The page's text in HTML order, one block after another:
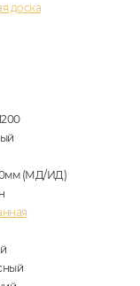
доска
(МД/ИД)